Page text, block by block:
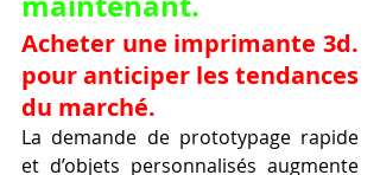
Acheter une imprimante 3d.
pour anticiper les tendances
du marché.
La demande de prototypage rapide
et d’objets personnalisés augmente